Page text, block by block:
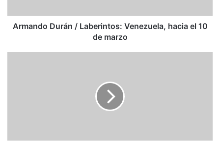
de
marzo
Armando Durán / Laberintos: Venezuela, hacia el 10
de marzo
héroes